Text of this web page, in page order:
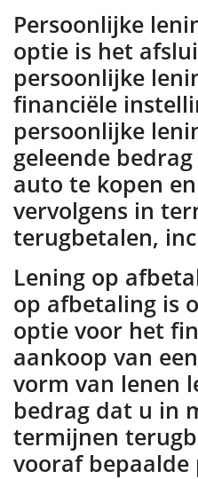
Persoonlijke
optie is het
persoonlijke
financiële
persoonlijke
geleende
auto te kopen
vervolgens in
terugbetalen,
Lening op
op afbetaling is
optie voor het
aankoop van
vorm van lenen
bedrag dat u in
termijnen
vooraf bepaalde